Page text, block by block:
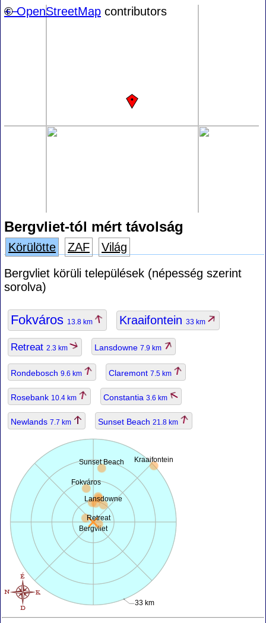
+−
©OpenStreetMap contributors
Bergvliet-tól mért távolság
Körülötte ZAF
Világ
Bergvliet körüli települések (népesség szerint
sorolva)
Fokváros 13.8 km Kraaifontein 33 km
Retreat 2.3 km Lansdowne 7.9 km
Rondebosch 9.6 km Claremont 7.5 km
Rosebank 10.4 km Constantia 3.6 km
Newlands 7.7 km Sunset Beach 21.8 km
Bergvliet
33 km
Fokváros
Kraaifontein
Retreat
Lansdowne
Sunset Beach